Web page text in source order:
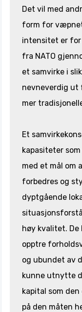
Det vil med
form for
intensitet er
fra NATO
et samvirke i
nevneverdig ut
mer
Et
kapasiteter
med et mål om
forbedres og
dyptgående
høy kvalitet. De
opptre
og ubundet av
kunne utnytte
kapital som
på den måten